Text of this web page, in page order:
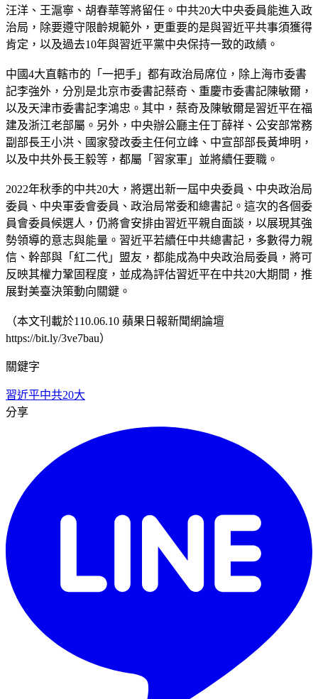
汪洋、王滬寧、胡春華等將留任。中共20大中央委員能進入政
治局，除要遵守限齡規範外，更重要的是與習近平共事須獲得
肯定，以及過去10年與習近平黨中央保持一致的政績。
中國4大直轄市的「一把手」都有政治局席位，除上海市委書
記李強外，分別是北京市委書記蔡奇、重慶市委書記陳敏爾，
以及天津市委書記李鴻忠。其中，蔡奇及陳敏爾是習近平在福
建及浙江老部屬。另外，中央辦公廳主任丁薛祥、公安部常務
副部長王小洪、國家發改委主任何立峰、中宣部部長黃坤明，
以及中共外長王毅等，都屬「習家軍」並將續任要職。
2022年秋季的中共20大，將選出新一屆中央委員、中央政治局
委員、中央軍委會委員、政治局常委和總書記。這次的各個委
員會委員候選人，仍將會安排由習近平親自面談，以展現其強
勢領導的意志與能量。習近平若續任中共總書記，多數得力親
信、幹部與「紅二代」盟友，都能成為中央政治局委員，將可
反映其權力鞏固程度，並成為評估習近平在中共20大期間，推
展對美臺決策動向關鍵。
（本文刊載於110.06.10 蘋果日報新聞網論壇
https://bit.ly/3ve7bau）
關鍵字
習近平中共20大
分享